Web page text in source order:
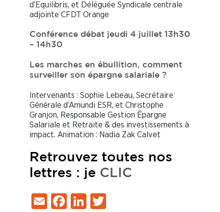
d’Equilibris, et Déléguée Syndicale centrale
adjointe CFDT Orange
Conférence débat jeudi 4 juillet 13h30
– 14h30
Les marches en ébullition, comment
surveiller son épargne salariale ?
Intervenants : Sophie Lebeau, Secrétaire
Générale d’Amundi ESR, et Christophe
Granjon, Responsable Gestion Épargne
Salariale et Retraite & des investissements à
impact. Animation : Nadia Zak Calvet
Retrouvez toutes nos
lettres : je CLIC
EmailFacebook
LinkedIn